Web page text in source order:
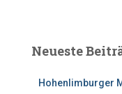
n
Neueste
Hohenlimburger